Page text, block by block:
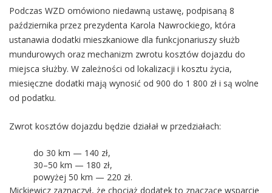
Podczas WZD omówiono niedawną ustawę, podpisaną 8
października przez prezydenta Karola Nawrockiego, która
ustanawia dodatki mieszkaniowe dla funkcjonariuszy służb
mundurowych oraz mechanizm zwrotu kosztów dojazdu do
miejsca służby. W zależności od lokalizacji i kosztu życia,
miesięczne dodatki mają wynosić od 900 do 1 800 zł i są wolne
od podatku.
Zwrot kosztów dojazdu będzie działał w przedziałach:
do 30 km — 140 zł,
30–50 km — 180 zł,
powyżej 50 km — 220 zł.
Mickiewicz zaznaczył, że chociaż dodatek to znaczące wsparcie